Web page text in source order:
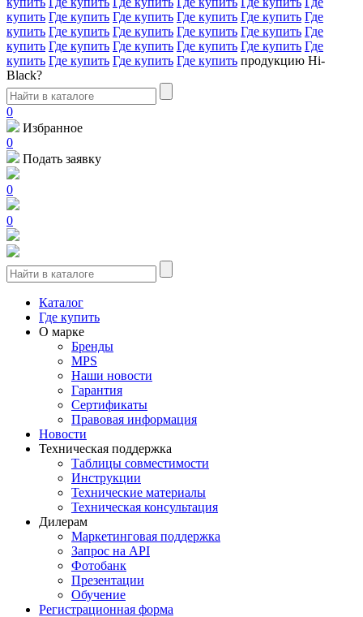
купить Где купить Где купить Где купить Где купить Где
купить Где купить Где купить Где купить Где купить Где
купить Где купить Где купить Где купить Где купить Где
купить Где купить Где купить Где купить продукцию Hi-
Black?
0
Избранное
0
Подать заявку
0
0
Каталог
Где купить
О марке
Бренды
MPS
Наши новости
Гарантия
Сертификаты
Правовая информация
Новости
Техническая поддержка
Таблицы совместимости
Инструкции
Технические материалы
Техническая консультация
Дилерам
Маркетинговая поддержка
Запрос на API
Фотобанк
Презентации
Обучение
Регистрационная форма